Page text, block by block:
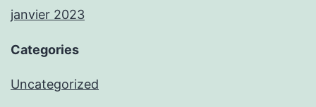
janvier 2023
Categories
Uncategorized